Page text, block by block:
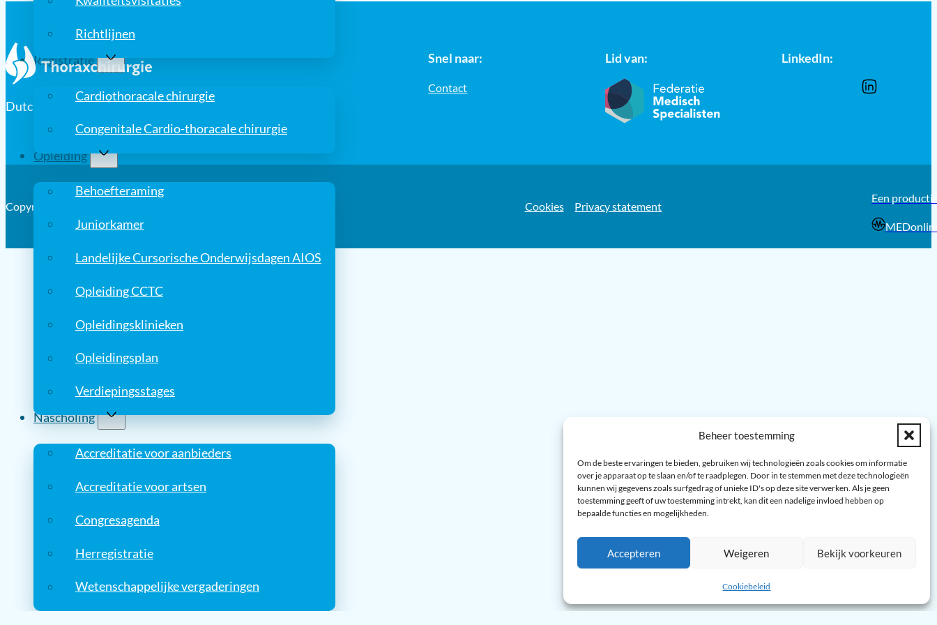
Beheer toestemming
Om de beste ervaringen te bieden, gebruiken wij technologieën zoals cookies om informatie
over je apparaat op te slaan en/of te raadplegen. Door in te stemmen met deze technologieën
kunnen wij gegevens zoals surfgedrag of unieke ID's op deze site verwerken. Als je geen
toestemming geeft of uw toestemming intrekt, kan dit een nadelige invloed hebben op
bepaalde functies en mogelijkheden.
Accepteren Weigeren Bekijk voorkeuren
Cookiebeleid
Richtlijnen
Registratie
Cardiothoracale chirurgie
Congenitale Cardio-thoracale chirurgie
Opleiding
Behoefteraming
Juniorkamer
Landelijke Cursorische Onderwijsdagen AIOS
Opleiding CCTC
Opleidingsklinieken
Opleidingsplan
Verdiepingsstages
Nascholing
Accreditatie voor aanbieders
Accreditatie voor artsen
Congresagenda
Herregistratie
Wetenschappelijke vergaderingen
Dutch Association for Cardio-Thoracic Surgery
Snel naar:
Contact
Lid van: LinkedIn:
Copyright © 2026, Nederlandse Vereniging voor Thoraxchirurgie Cookies Privacy statement
Een